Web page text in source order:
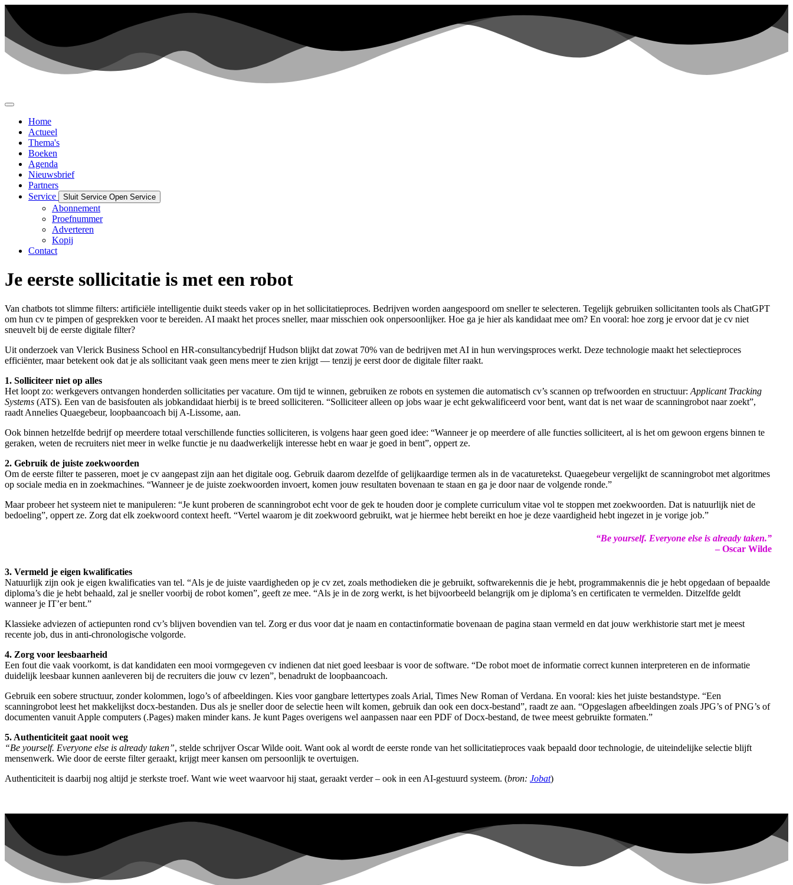
Ga
naar
inhoud
Home
Actueel
Thema's
Boeken
Agenda
Nieuwsbrief
Partners
Service
Sluit Service Open Service
Abonnement
Proefnummer
Adverteren
Kopij
Contact
Je eerste sollicitatie is met een robot
Van chatbots tot slimme filters: artificiële intelligentie duikt steeds vaker op in het sollicitatieproces. Bedrijven worden aangespoord om sneller te selecteren. Tegelijk gebruiken sollicitanten tools als ChatGPT
om hun cv te pimpen of gesprekken voor te bereiden. AI maakt het proces sneller, maar misschien ook onpersoonlijker. Hoe ga je hier als kandidaat mee om? En vooral: hoe zorg je ervoor dat je cv niet
sneuvelt bij de eerste digitale filter?
Uit onderzoek van Vlerick Business School en HR-consultancybedrijf Hudson blijkt dat zowat 70% van de bedrijven met AI in hun wervingsproces werkt. Deze technologie maakt het selectieproces
efficiënter, maar betekent ook dat je als sollicitant vaak geen mens meer te zien krijgt — tenzij je eerst door de digitale filter raakt.
1. Solliciteer niet op alles
Het loopt zo: werkgevers ontvangen honderden sollicitaties per vacature. Om tijd te winnen, gebruiken ze robots en systemen die automatisch cv’s scannen op trefwoorden en structuur: Applicant Tracking
Systems (ATS). Een van de basisfouten als jobkandidaat hierbij is te breed solliciteren. “Solliciteer alleen op jobs waar je echt gekwalificeerd voor bent, want dat is net waar de scanningrobot naar zoekt”,
raadt Annelies Quaegebeur, loopbaancoach bij A-Lissome, aan.
Ook binnen hetzelfde bedrijf op meerdere totaal verschillende functies solliciteren, is volgens haar geen goed idee: “Wanneer je op meerdere of alle functies solliciteert, al is het om gewoon ergens binnen te
geraken, weten de recruiters niet meer in welke functie je nu daadwerkelijk interesse hebt en waar je goed in bent”, oppert ze.
2. Gebruik de juiste zoekwoorden
Om de eerste filter te passeren, moet je cv aangepast zijn aan het digitale oog. Gebruik daarom dezelfde of gelijkaardige termen als in de vacaturetekst. Quaegebeur vergelijkt de scanningrobot met algoritmes
op sociale media en in zoekmachines. “Wanneer je de juiste zoekwoorden invoert, komen jouw resultaten bovenaan te staan en ga je door naar de volgende ronde.”
Maar probeer het systeem niet te manipuleren: “Je kunt proberen de scanningrobot echt voor de gek te houden door je complete curriculum vitae vol te stoppen met zoekwoorden. Dat is natuurlijk niet de
bedoeling”, oppert ze. Zorg dat elk zoekwoord context heeft. “Vertel waarom je dit zoekwoord gebruikt, wat je hiermee hebt bereikt en hoe je deze vaardigheid hebt ingezet in je vorige job.”
“Be yourself. Everyone else is already taken.”
– Oscar Wilde
3. Vermeld je eigen kwalificaties
Natuurlijk zijn ook je eigen kwalificaties van tel. “Als je de juiste vaardigheden op je cv zet, zoals methodieken die je gebruikt, softwarekennis die je hebt, programmakennis die je hebt opgedaan of bepaalde
diploma’s die je hebt behaald, zal je sneller voorbij de robot komen”, geeft ze mee. “Als je in de zorg werkt, is het bijvoorbeeld belangrijk om je diploma’s en certificaten te vermelden. Ditzelfde geldt
wanneer je IT’er bent.”
Klassieke adviezen of actiepunten rond cv’s blijven bovendien van tel. Zorg er dus voor dat je naam en contactinformatie bovenaan de pagina staan vermeld en dat jouw werkhistorie start met je meest
recente job, dus in anti-chronologische volgorde.
4. Zorg voor leesbaarheid
Een fout die vaak voorkomt, is dat kandidaten een mooi vormgegeven cv indienen dat niet goed leesbaar is voor de software. “De robot moet de informatie correct kunnen interpreteren en de informatie
duidelijk leesbaar kunnen aanleveren bij de recruiters die jouw cv lezen”, benadrukt de loopbaancoach.
Gebruik een sobere structuur, zonder kolommen, logo’s of afbeeldingen. Kies voor gangbare lettertypes zoals Arial, Times New Roman of Verdana. En vooral: kies het juiste bestandstype. “Een
scanningrobot leest het makkelijkst docx-bestanden. Dus als je sneller door de selectie heen wilt komen, gebruik dan ook een docx-bestand”, raadt ze aan. “Opgeslagen afbeeldingen zoals JPG’s of PNG’s of
documenten vanuit Apple computers (.Pages) maken minder kans. Je kunt Pages overigens wel aanpassen naar een PDF of Docx-bestand, de twee meest gebruikte formaten.”
5. Authenticiteit gaat nooit weg
“Be yourself. Everyone else is already taken”, stelde schrijver Oscar Wilde ooit. Want ook al wordt de eerste ronde van het sollicitatieproces vaak bepaald door technologie, de uiteindelijke selectie blijft
mensenwerk. Wie door de eerste filter geraakt, krijgt meer kansen om persoonlijk te overtuigen.
Authenticiteit is daarbij nog altijd je sterkste troef. Want wie weet waarvoor hij staat, geraakt verder – ook in een AI-gestuurd systeem. (bron: Jobat)